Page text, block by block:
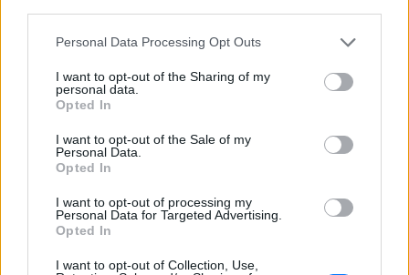
Personal Data Processing Opt Outs
I want to opt-out of the Sharing of my
personal data.
Opted In
I want to opt-out of the Sale of my
Personal Data.
Opted In
I want to opt-out of processing my
Personal Data for Targeted Advertising.
Opted In
I want to opt-out of Collection, Use,
Το πραγματικό της όνομα δεν είναι Αση:
απόφαση της Ασης Μπήλιου που
Το απογευματινό μπάνιο της Μαρίας Σολωμού